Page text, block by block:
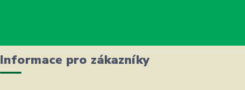
Informace pro zákazníky